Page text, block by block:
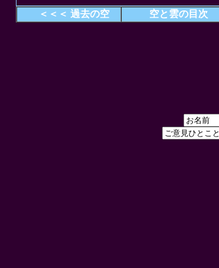
＜＜＜ 過去の空 空と雲の目次